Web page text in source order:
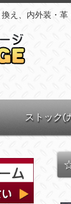
え、内外装・
ストック(